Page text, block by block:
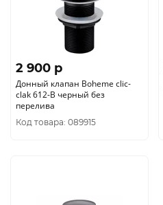
2 900 p
Донный клапан Boheme clic-
clak 612-B черный без
перелива
Код товара: 089915